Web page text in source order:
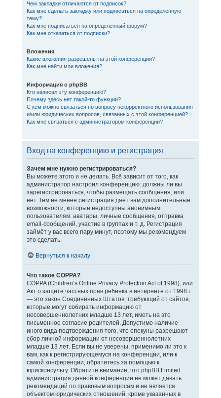
Чем закладки отличаются от подписок?
Как мне сделать закладку или подписаться на определённую
тему?
Как мне подписаться на определённый форум?
Как мне отказаться от подписки?
Вложения
Какие вложения разрешены на этой конференции?
Как мне найти мои вложения?
Информация о phpBB
Кто написал эту конференцию?
Почему здесь нет такой-то функции?
С кем можно связаться по вопросу некорректного использования
и/или юридических вопросов, связанных с этой конференцией?
Как мне связаться с администратором конференции?
Вход на конференцию и регистрация
Зачем мне нужно регистрироваться?
Вы можете этого и не делать. Всё зависит от того, как
администратор настроил конференцию: должны ли вы
зарегистрироваться, чтобы размещать сообщения, или
нет. Тем не менее регистрация даёт вам дополнительные
возможности, которые недоступны анонимным
пользователям: аватары, личные сообщения, отправка
email-сообщений, участие в группах и т. д. Регистрация
займёт у вас всего пару минут, поэтому мы рекомендуем
это сделать.
Вернуться к началу
Что такое COPPA?
COPPA (Children’s Online Privacy Protection Act of 1998), или
Акт о защите частных прав ребёнка в интернете от 1998 г.
— это закон Соединённых Штатов, требующий от сайтов,
которые могут собирать информацию от
несовершеннолетних младше 13 лет, иметь на это
письменное согласие родителей. Допустимо наличие
иного вида подтверждения того, что опекуны разрешают
сбор личной информации от несовершеннолетних
младше 13 лет. Если вы не уверены, применимо ли это к
вам, как к регистрирующемуся на конференции, или к
самой конференции, обратитесь за помощью к
юрисконсульту. Обратите внимание, что phpBB Limited
администрация данной конференции не может давать
рекомендаций по правовым вопросам и не является
объектом юридических отношений, кроме указанных в